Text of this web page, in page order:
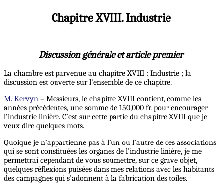
Chapitre XVIII. Industrie
Discussion générale et article premier
La chambre est parvenue au chapitre XVIII : Industrie ; la
discussion est ouverte sur l’ensemble de ce chapitre.
M. Kervyn – Messieurs, le chapitre XVIII contient, comme les
années précédentes, une somme de 150,000 fr. pour encourager
l’industrie linière. C’est sur cette partie du chapitre XVIII que je
veux dire quelques mots.
Quoique je n’appartienne pas à l’un ou l’autre de ces associations
qui se sont constituées les organes de l’industrie linière, je me
permettrai cependant de vous soumettre, sur ce grave objet,
quelques réflexions puisées dans mes relations avec les habitants
des campagnes qui s’adonnent à la fabrication des toiles.